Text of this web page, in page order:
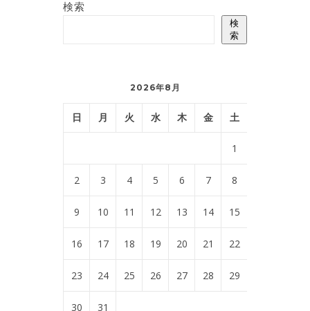
検索
検
索
2026年8月
日 月 火 水 木 金 土
1
2 3 4 5 6 7 8
9 10 11 12 13 14 15
16 17 18 19 20 21 22
23 24 25 26 27 28 29
30 31